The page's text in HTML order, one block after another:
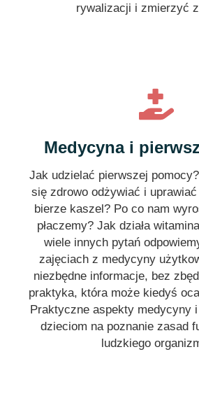
rywalizacji i zmierzyć
Medycyna i
Jak udzielać pierwszej
się zdrowo odżywiać i
bierze kaszel? Po co nam
płaczemy? Jak działa
wiele innych pytań
zajęciach z medycyny
niezbędne informacje, bez
praktyka, która może kiedyś
Praktyczne aspekty medycyny
dzieciom na poznanie zasad
ludzkiego